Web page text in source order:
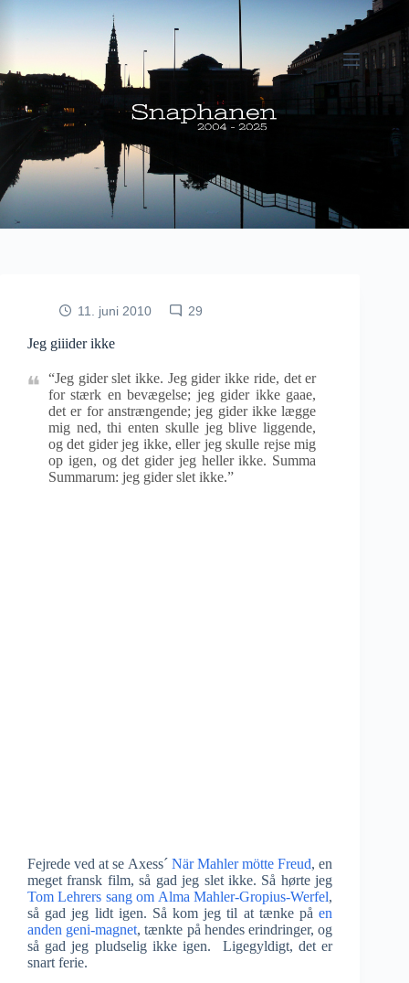
11. juni 2010 29
Jeg giiider ikke
“Jeg gider slet ikke. Jeg gider ikke ride, det er
for stærk en bevægelse; jeg gider ikke gaae,
det er for anstrængende; jeg gider ikke lægge
mig ned, thi enten skulle jeg blive liggende,
og det gider jeg ikke, eller jeg skulle rejse mig
op igen, og det gider jeg heller ikke. Summa
Summarum: jeg gider slet ikke.”
Fejrede ved at se Axess´ När Mahler mötte Freud, en
meget fransk film, så gad jeg slet ikke. Så hørte jeg
Tom Lehrers sang om Alma Mahler-Gropius-Werfel,
så gad jeg lidt igen. Så kom jeg til at tænke påen
anden geni-magnet, tænkte på hendes erindringer, og
så gad jeg pludselig ikke igen. Ligegyldigt, det er
snart ferie.